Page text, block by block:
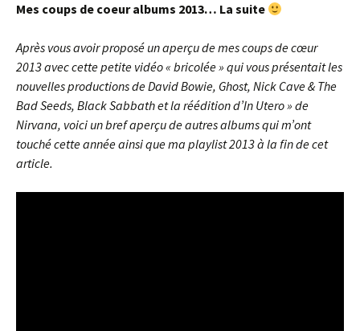
Mes coups de coeur albums 2013… La suite
Après vous avoir proposé un aperçu de mes coups de cœur
2013 avec cette petite vidéo « bricolée » qui vous présentait les
nouvelles productions de David Bowie, Ghost, Nick Cave & The
Bad Seeds, Black Sabbath et la réédition d’In Utero » de
Nirvana, voici un bref aperçu de autres albums qui m’ont
touché cette année ainsi que ma playlist 2013 à la fin de cet
article.